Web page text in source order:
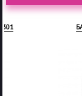
БАРНАУЛ